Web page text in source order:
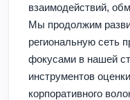
взаимодействий,
Мы продолжим
региональную сеть
фокусами в нашей
инструментов
корпоративного